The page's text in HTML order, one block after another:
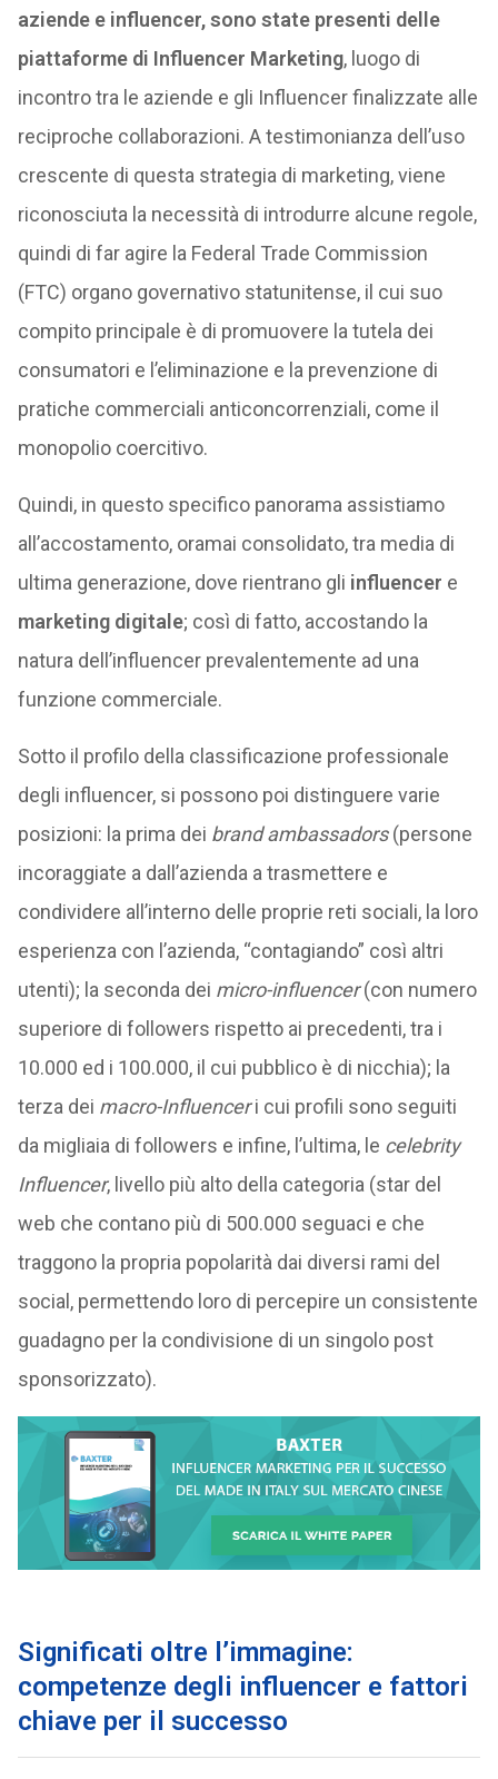
aziende e influencer, sono state presenti delle
piattaforme di Influencer Marketing, luogo di
incontro tra le aziende e gli Influencer finalizzate alle
reciproche collaborazioni. A testimonianza dell’uso
crescente di questa strategia di marketing, viene
riconosciuta la necessità di introdurre alcune regole,
quindi di far agire la Federal Trade Commission
(FTC) organo governativo statunitense, il cui suo
compito principale è di promuovere la tutela dei
consumatori e l’eliminazione e la prevenzione di
pratiche commerciali anticoncorrenziali, come il
monopolio coercitivo.
Quindi, in questo specifico panorama assistiamo
all’accostamento, oramai consolidato, tra media di
ultima generazione, dove rientrano gli influencer e
marketing digitale; così di fatto, accostando la
natura dell’influencer prevalentemente ad una
funzione commerciale.
Sotto il profilo della classificazione professionale
degli influencer, si possono poi distinguere varie
posizioni: la prima dei brand ambassadors(persone
incoraggiate a dall’azienda a trasmettere e
condividere all’interno delle proprie reti sociali, la loro
esperienza con l’azienda, “contagiando” così altri
utenti); la seconda dei micro-influencer(con numero
superiore di followers rispetto ai precedenti, tra i
10.000 ed i 100.000, il cui pubblico è di nicchia); la
terza dei macro-Influenceri cui profili sono seguiti
da migliaia di followers e infine, l’ultima, le celebrity
Influencer, livello più alto della categoria (star del
web che contano più di 500.000 seguaci e che
traggono la propria popolarità dai diversi rami del
social, permettendo loro di percepire un consistente
guadagno per la condivisione di un singolo post
sponsorizzato).
Significati oltre l’immagine:
competenze degli influencer e fattori
chiave per il successo